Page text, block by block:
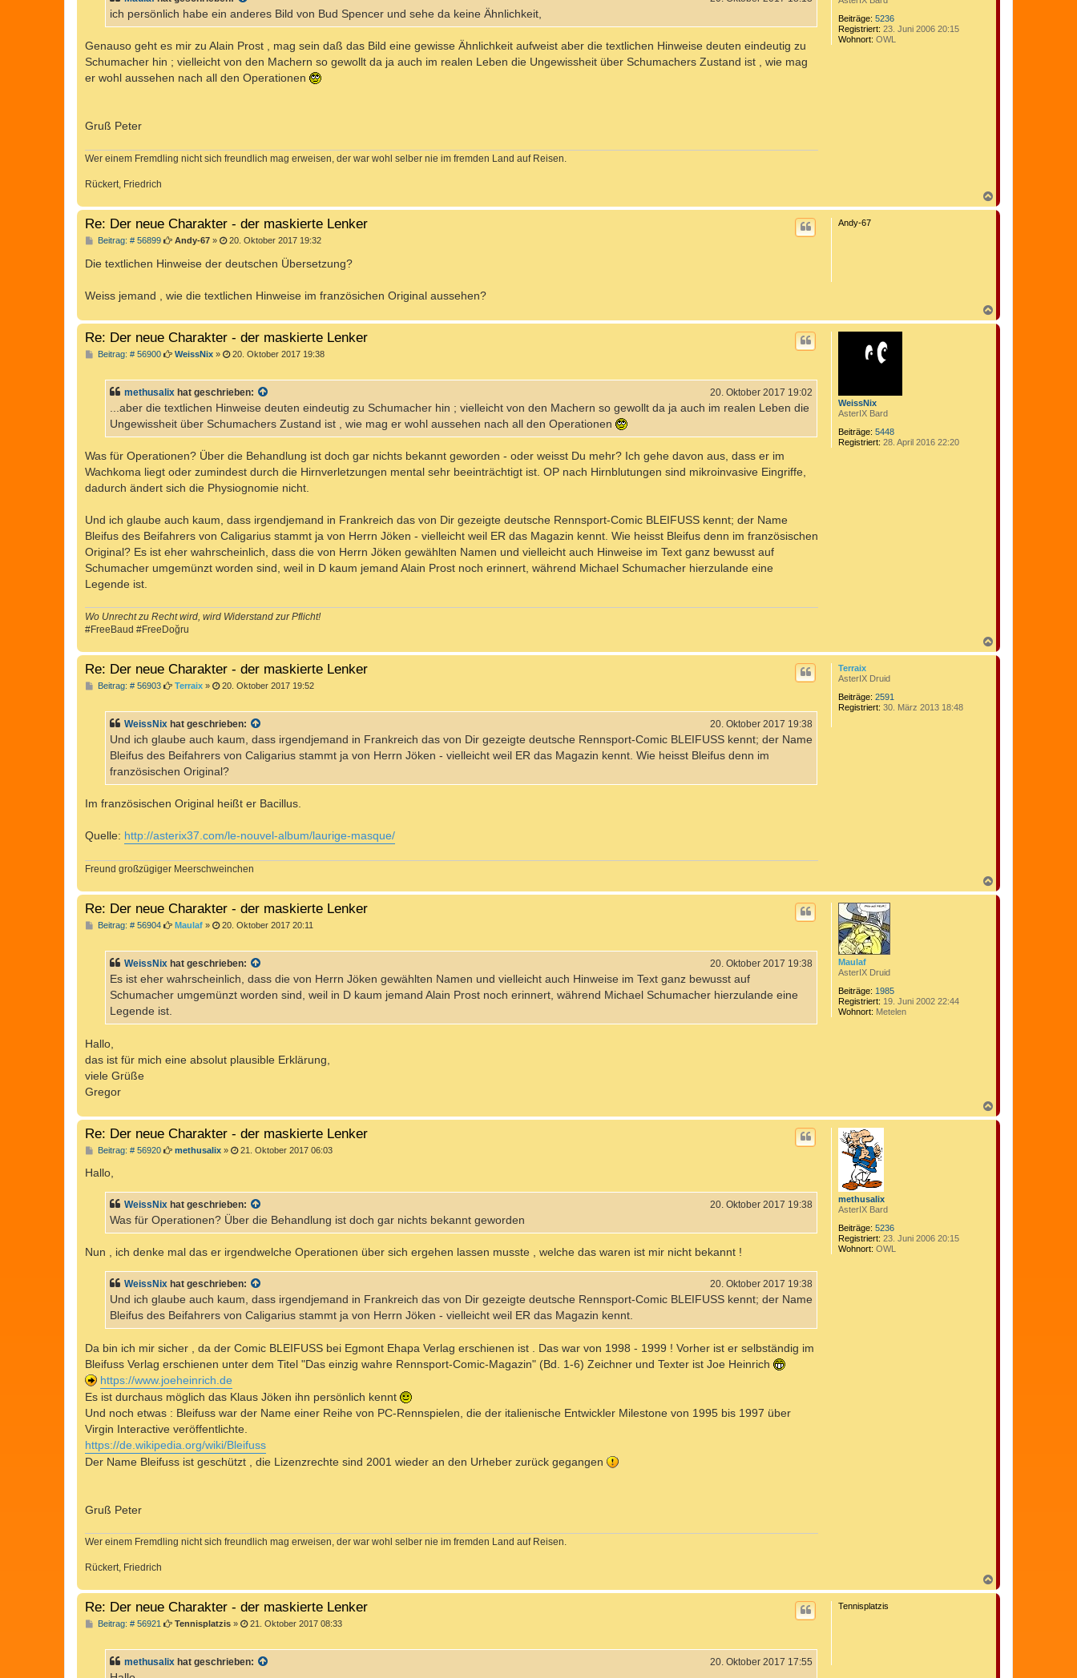
Beiträge: 5236
Registriert: 23. Juni 2006 20:15
Wohnort: OWL
ich persönlich habe ein anderes Bild von Bud Spencer und sehe da keine Ähnlichkeit,
Genauso geht es mir zu Alain Prost , mag sein daß das Bild eine gewisse Ähnlichkeit aufweist aber die textlichen Hinweise deuten eindeutig zu
Schumacher hin ; vielleicht von den Machern so gewollt da ja auch im realen Leben die Ungewissheit über Schumachers Zustand ist , wie mag
er wohl aussehen nach all den Operationen
Gruß Peter
Wer einem Fremdling nicht sich freundlich mag erweisen, der war wohl selber nie im fremden Land auf Reisen.
Rückert, Friedrich
a
c
Andy-67
Re: Der neue Charakter - der maskierte Lenker
Beitrag: # 56899B
t
g
Andy-67» 20. Oktober 2017 19:32
Die textlichen Hinweise der deutschen Übersetzung?
Weiss jemand , wie die textlichen Hinweise im französichen Original aussehen?
a
c
WeissNix
AsterIX Bard
Beiträge: 5448
Registriert: 28. April 2016 22:20
Re: Der neue Charakter - der maskierte Lenker
Beitrag: # 56900B
r
a
WeissNix» 20. Oktober 2017 19:38
methusalix hat geschrieben: 20. Oktober 2017 19:02
...aber die textlichen Hinweise deuten eindeutig zu Schumacher hin ; vielleicht von den Machern so gewollt da ja auch im realen Leben die
Ungewissheit über Schumachers Zustand ist , wie mag er wohl aussehen nach all den Operationen
Was für Operationen? Über die Behandlung ist doch gar nichts bekannt geworden - oder weisst Du mehr? Ich gehe davon aus, dass er im
Wachkoma liegt oder zumindest durch die Hirnverletzungen mental sehr beeinträchtigt ist. OP nach Hirnblutungen sind mikroinvasive Eingriffe,
dadurch ändert sich die Physiognomie nicht.
Und ich glaube auch kaum, dass irgendjemand in Frankreich das von Dir gezeigte deutsche Rennsport-Comic BLEIFUSS kennt; der Name
Bleifus des Beifahrers von Caligarius stammt ja von Herrn Jöken - vielleicht weil ER das Magazin kennt. Wie heisst Bleifus denn im französischen
Original? Es ist eher wahrscheinlich, dass die von Herrn Jöken gewählten Namen und vielleicht auch Hinweise im Text ganz bewusst auf
Schumacher umgemünzt worden sind, weil in D kaum jemand Alain Prost noch erinnert, während Michael Schumacher hierzulande eine
Legende ist.
Wo Unrecht zu Recht wird, wird Widerstand zur Pflicht!
#FreeBaud #FreeDoğru
a
c
Terraix
AsterIX Druid
Beiträge: 2591
Registriert: 30. März 2013 18:48
Re: Der neue Charakter - der maskierte Lenker
Beitrag: # 56903B
r
a
Terraix» 20. Oktober 2017 19:52
WeissNix hat geschrieben: 20. Oktober 2017 19:38
Und ich glaube auch kaum, dass irgendjemand in Frankreich das von Dir gezeigte deutsche Rennsport-Comic BLEIFUSS kennt; der Name
Bleifus des Beifahrers von Caligarius stammt ja von Herrn Jöken - vielleicht weil ER das Magazin kennt. Wie heisst Bleifus denn im
französischen Original?
Im französischen Original heißt er Bacillus.
Quelle: http://asterix37.com/le-nouvel-album/laurige-masque/
Freund großzügiger Meerschweinchen
a
c
Maulaf
AsterIX Druid
Beiträge: 1985
Registriert: 19. Juni 2002 22:44
Wohnort: Metelen
Re: Der neue Charakter - der maskierte Lenker
Beitrag: # 56904B
r
a
Maulaf» 20. Oktober 2017 20:11
WeissNix hat geschrieben: 20. Oktober 2017 19:38
Es ist eher wahrscheinlich, dass die von Herrn Jöken gewählten Namen und vielleicht auch Hinweise im Text ganz bewusst auf
Schumacher umgemünzt worden sind, weil in D kaum jemand Alain Prost noch erinnert, während Michael Schumacher hierzulande eine
Legende ist.
Hallo,
das ist für mich eine absolut plausible Erklärung,
viele Grüße
Gregor
a
c
methusalix
AsterIX Bard
Beiträge: 5236
Registriert: 23. Juni 2006 20:15
Wohnort: OWL
Re: Der neue Charakter - der maskierte Lenker
Beitrag: # 56920B
r
a
methusalix» 21. Oktober 2017 06:03
Hallo,
WeissNix hat geschrieben: 20. Oktober 2017 19:38
Was für Operationen? Über die Behandlung ist doch gar nichts bekannt geworden
Nun , ich denke mal das er irgendwelche Operationen über sich ergehen lassen musste , welche das waren ist mir nicht bekannt !
WeissNix hat geschrieben: 20. Oktober 2017 19:38
Und ich glaube auch kaum, dass irgendjemand in Frankreich das von Dir gezeigte deutsche Rennsport-Comic BLEIFUSS kennt; der Name
Bleifus des Beifahrers von Caligarius stammt ja von Herrn Jöken - vielleicht weil ER das Magazin kennt.
Da bin ich mir sicher , da der Comic BLEIFUSS bei Egmont Ehapa Verlag erschienen ist . Das war von 1998 - 1999 ! Vorher ist er selbständig im
Bleifuss Verlag erschienen unter dem Titel "Das einzig wahre Rennsport-Comic-Magazin" (Bd. 1-6) Zeichner und Texter ist Joe Heinrich
https://www.joeheinrich.de
Es ist durchaus möglich das Klaus Jöken ihn persönlich kennt
Und noch etwas : Bleifuss war der Name einer Reihe von PC-Rennspielen, die der italienische Entwickler Milestone von 1995 bis 1997 über
Virgin Interactive veröffentlichte.
https://de.wikipedia.org/wiki/Bleifuss
Der Name Bleifuss ist geschützt , die Lizenzrechte sind 2001 wieder an den Urheber zurück gegangen
Gruß Peter
Wer einem Fremdling nicht sich freundlich mag erweisen, der war wohl selber nie im fremden Land auf Reisen.
Rückert, Friedrich
a
c
Tennisplatzis
Re: Der neue Charakter - der maskierte Lenker
Beitrag: # 56921 B
r
Tennisplatzis» 21. Oktober 2017 08:33
methusalix hat geschrieben: 20. Oktober 2017 17:55